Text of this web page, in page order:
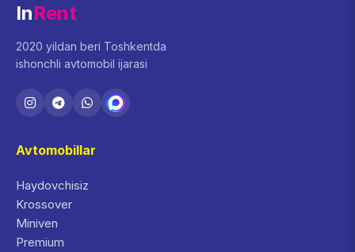
InRent
2020 yildan beri Toshkentda
ishonchli avtomobil ijarasi
Avtomobillar
Haydovchisiz
Krossover
Miniven
Premium